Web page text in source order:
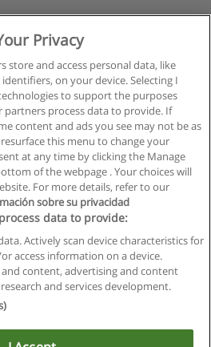
geschäftsbedingungen
setzen mit Educaedu
S.L. - CIF : B-95610580: -
Privacy
store and access personal data, like
on your device. Selecting I
to support the purposes
process data to provide. If
content and ads you see may not be as
this menu to change your
at any time by clicking the Manage
of the webpage . Your choices will
For more details, refer to our
sobre su privacidad
data to provide:
Actively scan device characteristics for
access information on a device.
content, advertising and content
and services development.